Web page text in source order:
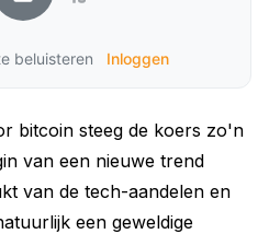
beluisteren Inloggen
bitcoin steeg de koers zo'n
van een nieuwe trend
van de tech-aandelen en
een geweldige